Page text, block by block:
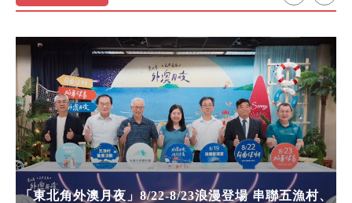
「東北角外澳月夜」8/22-8/23浪漫登場 串聯五漁村、